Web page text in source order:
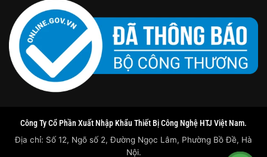
Công Ty Cổ Phần Xuất Nhập Khẩu Thiết Bị Công Nghệ HTJ Việt Nam.
Địa chỉ: Số 12, Ngõ số 2, Đường Ngọc Lâm, Phường Bồ Đề, Hà
Nội.